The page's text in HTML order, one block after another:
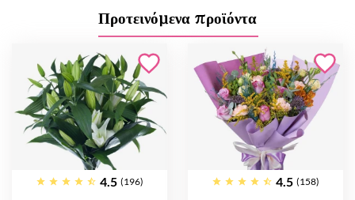
Προτεινόμενα προϊόντα
4.5 (196) 4.5 (158)